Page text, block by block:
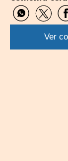
Compartir
por
WhatsApp
por
Twitter
Ver